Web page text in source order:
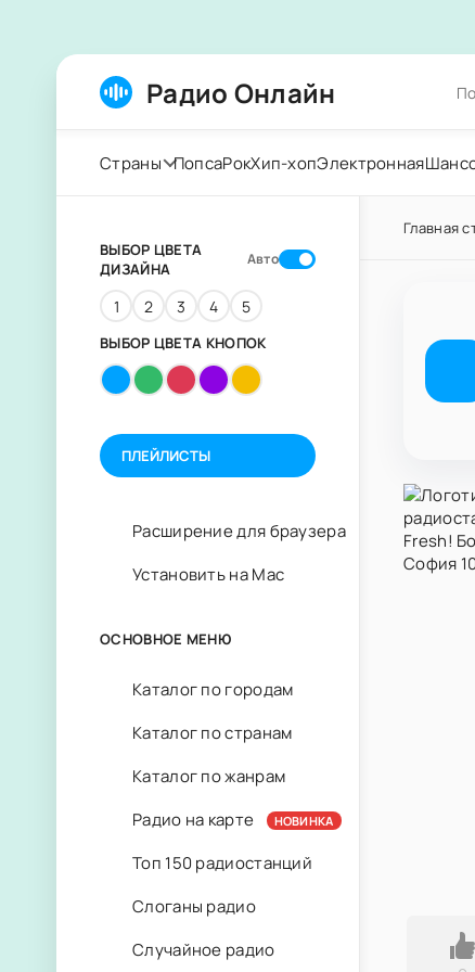
Радио Онлайн
Страны ПопсаРокХип-хопЭлектронная
Главная
ВЫБОР ЦВЕТА
ДИЗАЙНА
Авто
1 2 3 4 5
ВЫБОР ЦВЕТА КНОПОК
ПЛЕЙЛИСТЫ
Расширение для браузера
Установить на Mac
ОСНОВНОЕ МЕНЮ
Каталог по городам
Каталог по странам
Каталог по жанрам
Радио на карте
НОВИНКА
Топ 150 радиостанций
Слоганы радио
Случайное радио